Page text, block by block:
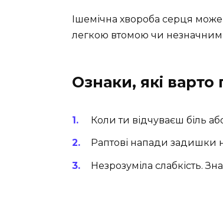
Ішемічна хвороба серця
легкою втомою чи
Ознаки, які варто
Коли ти відчуваєш біль
Раптові напади задишки
Незрозуміла слабкість.